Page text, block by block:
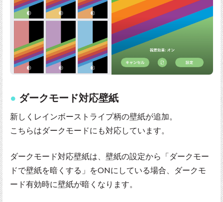
ダークモード対応壁紙
新しくレインボーストライプ柄の壁紙が追加。
こちらはダークモードにも対応しています。
ダークモード対応壁紙は、壁紙の設定から「ダークモー
ドで壁紙を暗くする」をONにしている場合、ダークモ
ード有効時に壁紙が暗くなります。